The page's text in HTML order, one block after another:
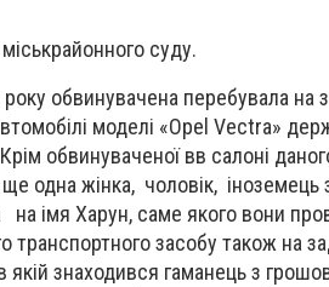
суду.
обвинувачена перебувала на
моделі «Opel Vectra»
обвинуваченої вв салоні
одна жінка, чоловік, іноземець
на імя Харун, саме якого вони
засобу також на
якій знаходився гаманець з